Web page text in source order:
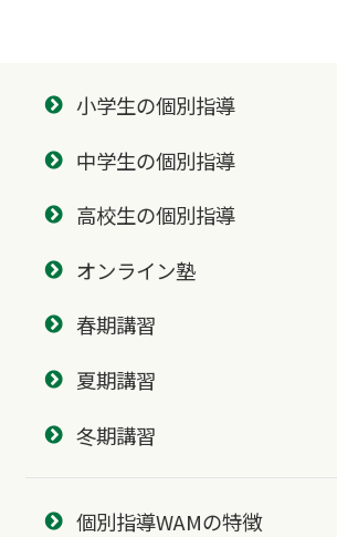
小学生の個別指導
中学生の個別指導
高校生の個別指導
オンライン塾
春期講習
夏期講習
冬期講習
個別指導WAMの特徴